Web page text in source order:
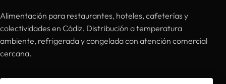
Alimentación para restaurantes, hoteles, cafeterías y
colectividades en Cádiz. Distribución a temperatura
ambiente, refrigerada y congelada con atención comercial
cercana.